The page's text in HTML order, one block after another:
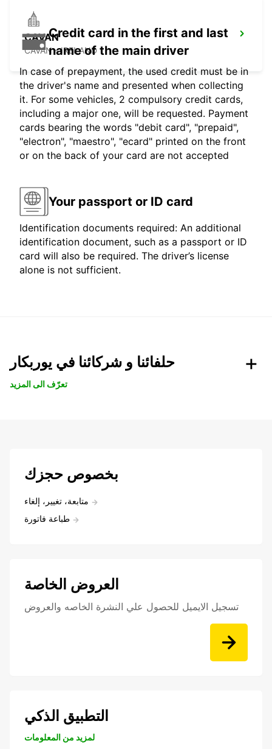
CAVAN
CAVAN - IRELAND
Credit card in the first and last
name of the main driver
In case of prepayment, the used credit must be in
the driver's name and presented when collecting
it. For some vehicles, 2 compulsory credit cards,
including a major one, will be requested. Payment
cards bearing the words "debit card", "prepaid",
"electron", "maestro", "ecard" printed on the front
or on the back of your card are not accepted
Your passport or ID card
Identification documents required: An additional
identification document, such as a passport or ID
card will also be required. The driver’s license
alone is not sufficient.
حلفائنا و شركائنا في يوربكار
تعرّف الى المزيد
بخصوص حجزك
متابعة، تغيير، إلغاء
طباعة فاتورة
العروض الخاصة
تسجيل الايميل للحصول علي النشرة الخاصه والعروض
التطبيق الذكي
لمزيد من المعلومات